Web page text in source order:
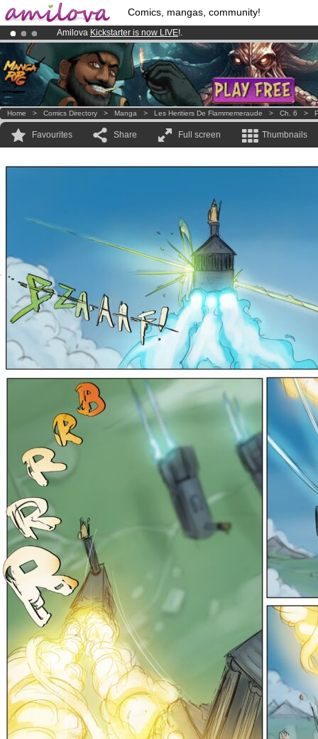
Comics, mangas, community!
Amilova Kickstarter is now LIVE!.
Premium membership from3.95 eurosper month !Get membership
Already 100000 membersand 1000 comics & mangas!.
Home > Comics Directory > Manga > Les Heritiers De Flammemeraude > Ch. 6 >
Favourites Share Full screen Thumbnails